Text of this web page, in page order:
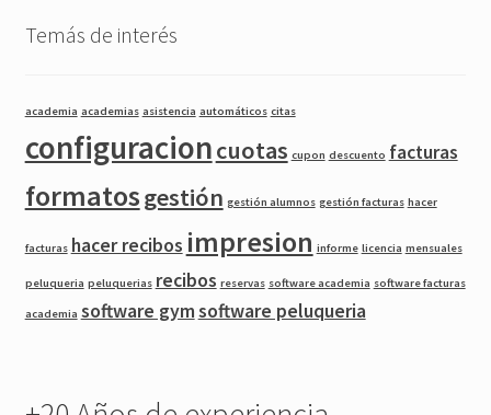
Temás de interés
academia academias asistencia automáticos citas
configuracioncuotas cupon descuento facturas
formatosgestión gestión alumnos gestión facturas hacer
facturas hacer recibos impresion informe licencia mensuales
peluqueria peluquerias recibos reservas software academia software facturas
academia software gymsoftware peluqueria